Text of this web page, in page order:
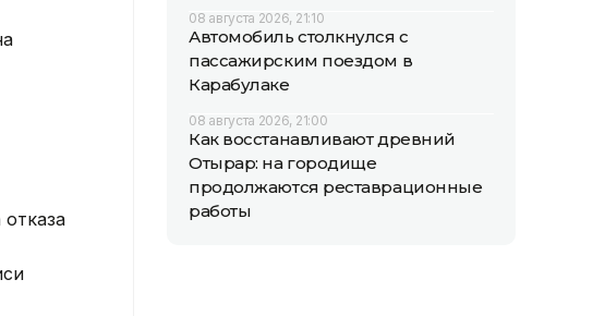
08 августа 2026, 21:10
Автомобиль столкнулся с
пассажирским поездом в
Карабулаке
08 августа 2026, 21:00
Как восстанавливают древний
Отырар: на городище
продолжаются реставрационные
работы